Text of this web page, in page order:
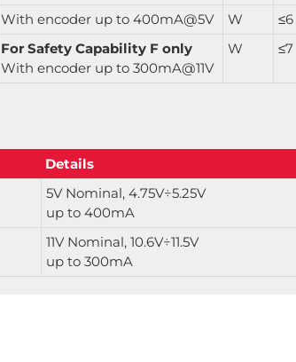
With encoder up to 400mA@5V
W
≤6
For Safety Capability F only
With encoder up to 300mA@11V
W ≤7
Details
5V Nominal, 4.75V÷5.25V
up to 400mA
11V Nominal, 10.6V÷11.5V
up to 300mA